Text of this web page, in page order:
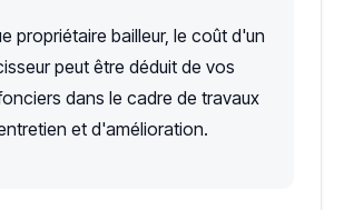
propriétaire bailleur, le coût d'un
peut être déduit de vos
dans le cadre de travaux
et d'amélioration.